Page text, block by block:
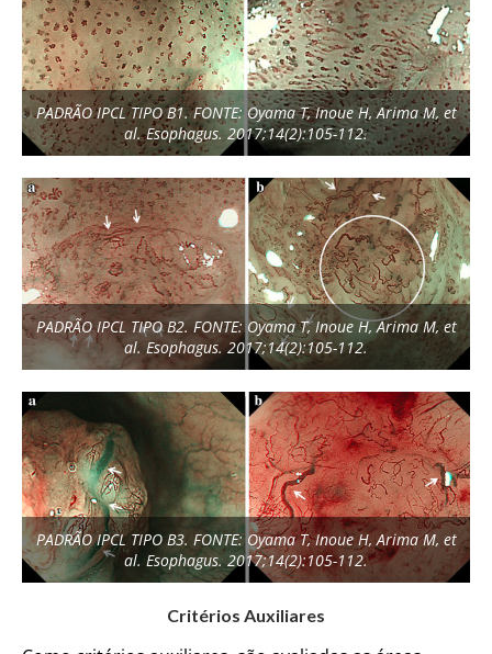
PADRÃO IPCL TIPO B1. FONTE: Oyama T, Inoue H, Arima M, et
al. Esophagus. 2017;14(2):105-112.
PADRÃO IPCL TIPO B2. FONTE: Oyama T, Inoue H, Arima M, et
al. Esophagus. 2017;14(2):105-112.
PADRÃO IPCL TIPO B3. FONTE: Oyama T, Inoue H, Arima M, et
al. Esophagus. 2017;14(2):105-112.
Critérios Auxiliares